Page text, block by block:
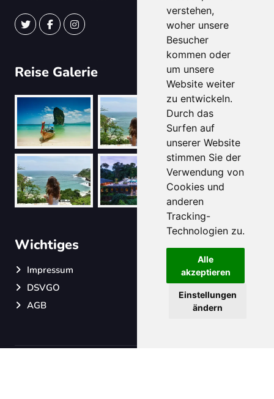
verstehen,
woher unsere
Besucher
kommen oder
um unsere
Website weiter
zu entwickeln.
Durch das
Surfen auf
unserer Website
stimmen Sie der
Verwendung von
Cookies und
anderen
Tracking-
Technologien zu.
Alle
akzeptieren
Einstellungen
ändern
Reise Galerie
Wichtiges
Impressum
DSVGO
AGB